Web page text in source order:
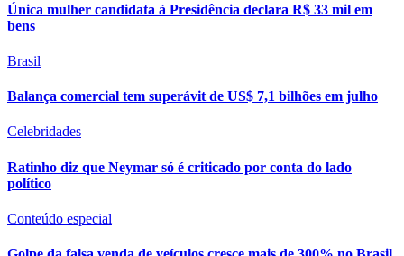
Única mulher candidata à Presidência declara R$ 33 mil em
bens
Brasil
Balança comercial tem superávit de US$ 7,1 bilhões em julho
Celebridades
Ratinho diz que Neymar só é criticado por conta do lado
político
Conteúdo especial